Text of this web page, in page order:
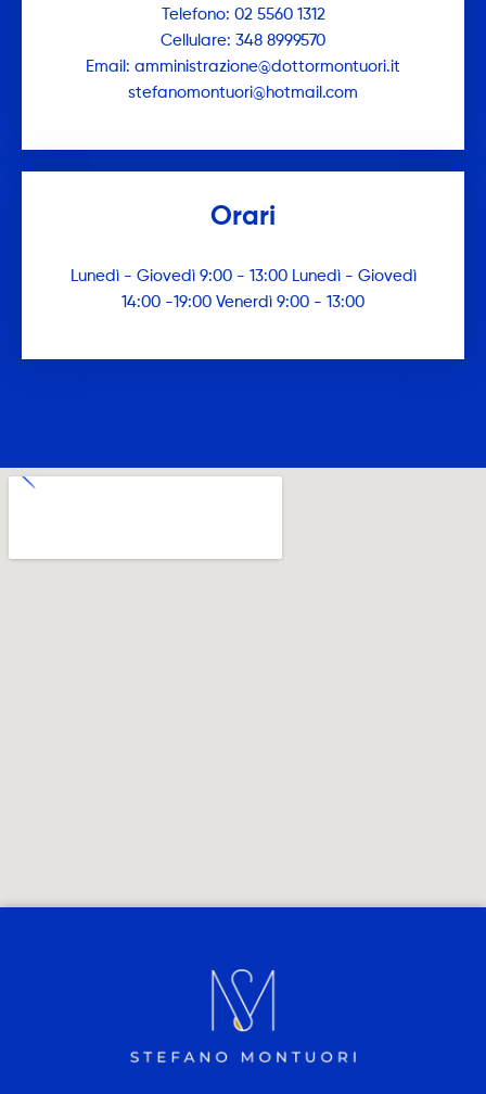
Telefono: 02 5560 1312
Cellulare: 348 8999570
Email: amministrazione@dottormontuori.it
stefanomontuori@hotmail.com
Orari
Lunedì - Giovedì 9:00 - 13:00 Lunedì - Giovedì
14:00 -19:00 Venerdì 9:00 - 13:00